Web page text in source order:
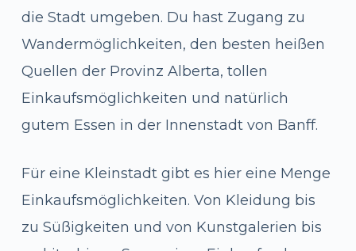
die Stadt umgeben. Du hast Zugang zu
Wandermöglichkeiten, den besten heißen
Quellen der Provinz Alberta, tollen
Einkaufsmöglichkeiten und natürlich
gutem Essen in der Innenstadt von Banff.
Für eine Kleinstadt gibt es hier eine Menge
Einkaufsmöglichkeiten. Von Kleidung bis
zu Süßigkeiten und von Kunstgalerien bis